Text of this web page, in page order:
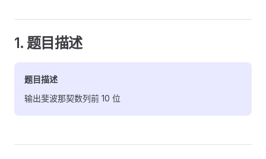
1. 题目描述
题目描述
输出斐波那契数列前 10 位